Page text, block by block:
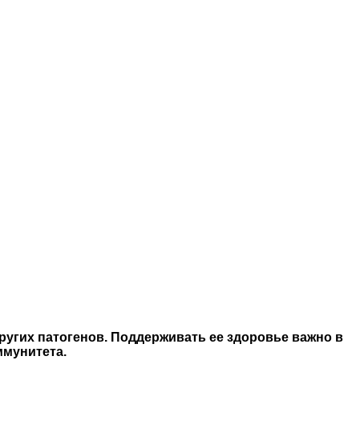
патогенов. Поддерживать ее здоровье важно в